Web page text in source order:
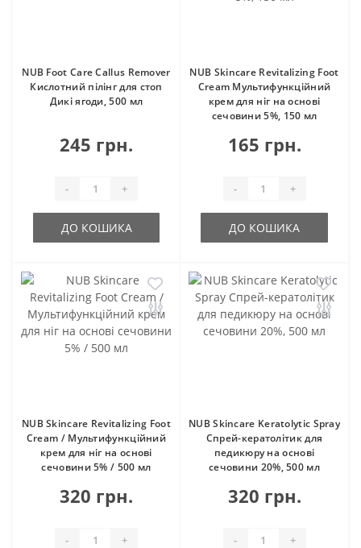
NUB Foot Care Callus Remover
Кислотний пілінг для стоп
Дикі ягоди, 500 мл
245 грн.
- +
ДО КОШИКА
NUB Skincare Revitalizing Foot
Cream Мультифункційний
крем для ніг на основі
сечовини 5%, 150 мл
165 грн.
- +
ДО КОШИКА
NUB Skincare Revitalizing Foot
Cream / Мультифункційний
крем для ніг на основі
сечовини 5% / 500 мл
320 грн.
- +
NUB Skincare Keratolytic Spray
Спрей-кератолітик для
педикюру на основі
сечовини 20%, 500 мл
320 грн.
- +